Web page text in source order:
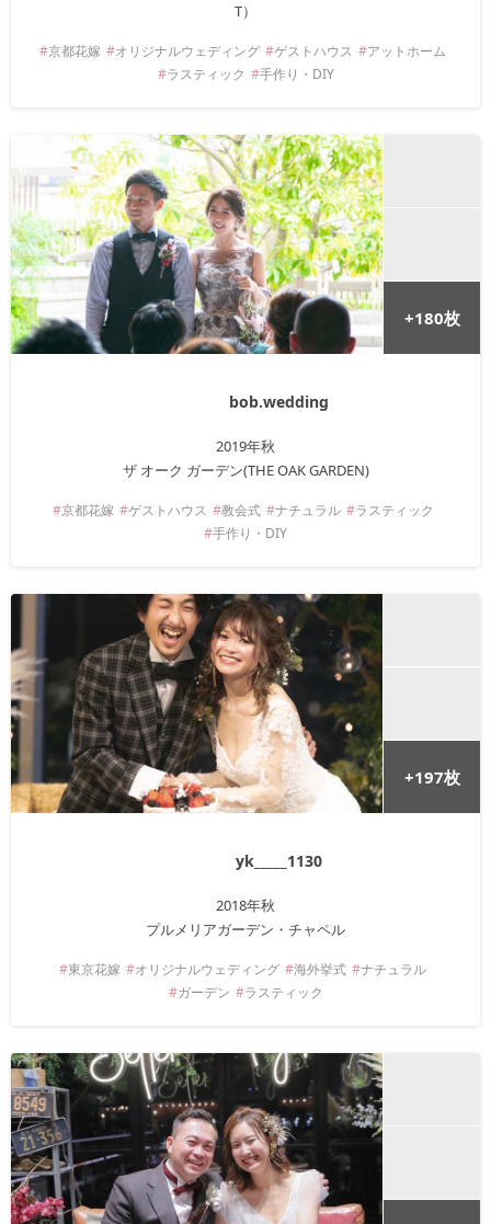
T）
京都花嫁 オリジナルウェディング ゲストハウス
アットホーム
ラスティック
手作り・DIY
+180枚
bob.wedding
2019年秋
ザ オーク ガーデン(THE OAK GARDEN)
京都花嫁 ゲストハウス 教会式 ナチュラル
ラスティック
手作り・DIY
+197枚
yk_____1130
2018年秋
プルメリアガーデン・チャペル
東京花嫁 オリジナルウェディング 海外挙式
ナチュラル
ガーデン
ラスティック